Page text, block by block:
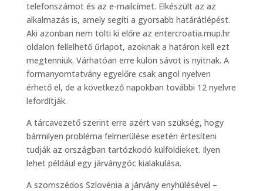
telefonszámot és az e-mailcímet. Elkészült az az
alkalmazás is, amely segíti a gyorsabb határátlépést.
Aki azonban nem tölti ki előre az entercroatia.mup.hr
oldalon fellelhető űrlapot, azoknak a határon kell ezt
megtenniük. Várhatóan erre külön sávot is nyitnak. A
formanyomtatvány egyelőre csak angol nyelven
érhető el, de a következő napokban további 12 nyelvre
lefordítják.
A tárcavezető szerint erre azért van szükség, hogy
bármilyen probléma felmerülése esetén értesíteni
tudják az országban tartózkodó külföldieket. Ilyen
lehet például egy járványgóc kialakulása.
A szomszédos Szlovénia a járvány enyhülésével –